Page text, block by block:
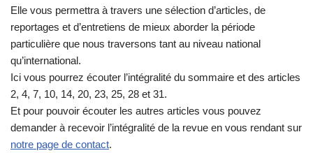
Elle vous permettra à travers une sélection d’articles, de
reportages et d’entretiens de mieux aborder la période
particulière que nous traversons tant au niveau national
qu’international.
Ici vous pourrez écouter l’intégralité du sommaire et des articles
2, 4, 7, 10, 14, 20, 23, 25, 28 et 31.
Et pour pouvoir écouter les autres articles vous pouvez
demander à recevoir l’intégralité de la revue en vous rendant sur
notre page de contact.